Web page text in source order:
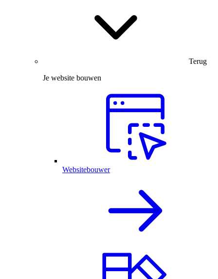
Terug
Je website bouwen
Websitebouwer